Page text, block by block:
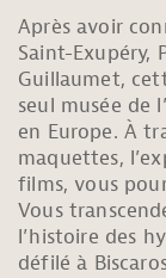
Après avoir
Saint-Exupéry,
Guillaumet,
seul musée de
en Europe. À
maquettes,
films, vous
Vous
l’histoire des
défilé à